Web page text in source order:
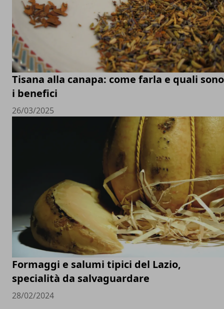
Tisana alla canapa: come farla e quali sono
i benefici
26/03/2025
Formaggi e salumi tipici del Lazio,
specialità da salvaguardare
28/02/2024